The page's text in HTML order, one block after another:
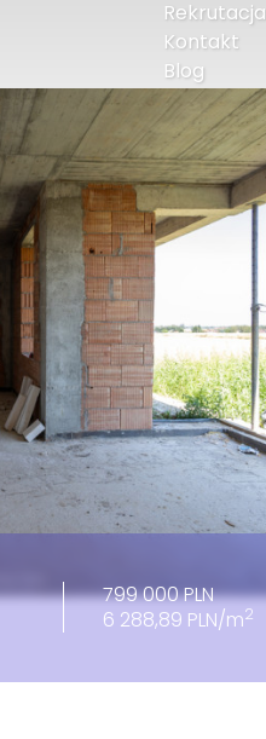
Rekrutacja
Kontakt
Blog
799 000 PLN
6 288,89 PLN/m2